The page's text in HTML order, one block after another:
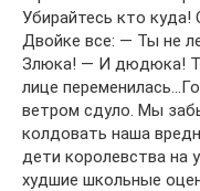
Убирайтесь кто куда!
Двойке все: — Ты не
Злюка! — И дюдюка!
лице
ветром сдуло. Мы
колдовать наша
дети королевства на
худшие школьные